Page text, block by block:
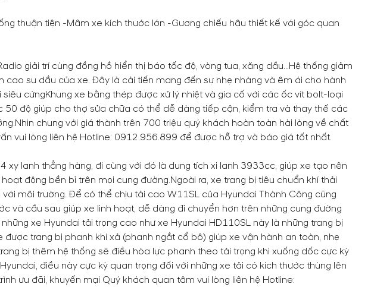
thuận tiện -Mâm xe kích thước lớn -Gương chiếu hậu thiết kế với góc quan
giải trí cùng đồng hồ hiển thị báo tốc độ, vòng tua, xăng dầu...Hệ thống giảm
su dầu của xe. Đây là cải tiến mang đến sự nhẹ nhàng và êm ái cho hành
siêu cứngKhung xe bằng thép được xử lý nhiệt và gia cố với các ốc vít bolt-loại
50 độ giúp cho thợ sửa chữa có thể dễ dàng tiếp cận, kiểm tra và thay thế các
Nhìn chung với giá thành trên 700 triệu quý khách hoàn toàn hài lòng về chất
vui lòng liên hệ Hotline: 0912.956.899 để được hỗ trợ và báo giá tốt nhất.
xy lanh thẳng hàng, đi cùng với đó là dung tích xi lanh 3933cc, giúp xe tạo nên
động bền bỉ trên mọi cung đường.Ngoài ra, xe trang bị tiêu chuẩn khí thải
môi trường. Để có thể chịu tải cao W11SL của Hyundai Thành Công cũng
và cầu sau giúp xe linh hoạt, dễ dàng đi chuyển hơn trên những cung đường
xe Hyundai tải trọng cao như xe Hyundai HD110SL này là những trang bị
trang bị phanh khí xả (phanh ngắt cổ bô) giúp xe vận hành an toàn, nhẹ
bị thêm hệ thống sẽ điều hòa lực phanh theo tải trọng khi xuống dốc cực kỳ
điều này cực kỳ quan trọng đối với những xe tải có kích thước thùng lên
ưu đãi, khuyến mại Quý khách quan tâm vui lòng liên hệ Hotline: